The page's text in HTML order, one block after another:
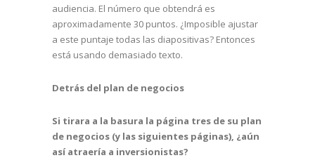
audiencia. El número que obtendrá es
aproximadamente 30 puntos. ¿Imposible ajustar
a este puntaje todas las diapositivas? Entonces
está usando demasiado texto.
Detrás del plan de negocios
Si tirara a la basura la página tres de su plan
de negocios (y las siguientes páginas), ¿aún
así atraería a inversionistas?